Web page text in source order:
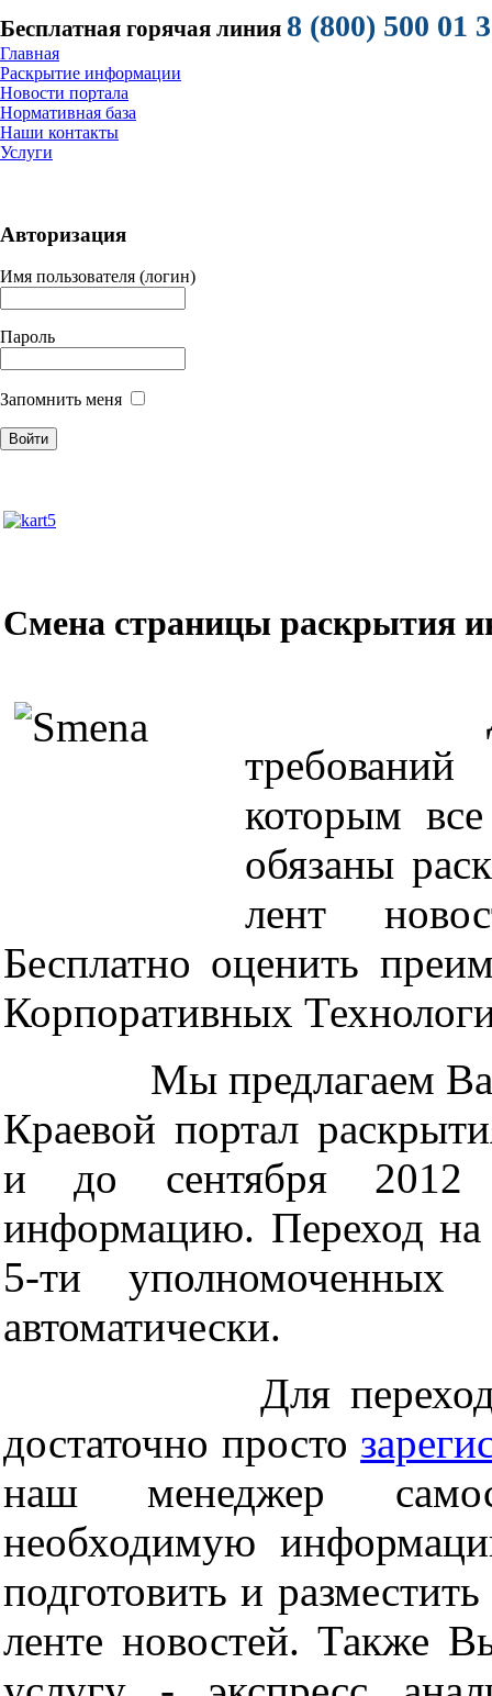
Бесплатная горячая линия 8 (800) 500 01
Главная
Раскрытие информации
Новости портала
Нормативная база
Наши контакты
Услуги
Авторизация
Имя пользователя (логин)
Пароль
Запомнить меня
Смена страницы раскрытия
которым
обязаны
лент
Бесплатно оценить
Корпоративных
Мы предлагаем Вам
Краевой портал
и до сентября 2012
информацию. Переход на
5-ти уполномоченных
автоматически.
Для перехода на
достаточно просто
наш менеджер
необходимую
подготовить и
ленте новостей. Также